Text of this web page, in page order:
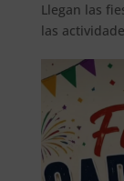
Llegan las
las